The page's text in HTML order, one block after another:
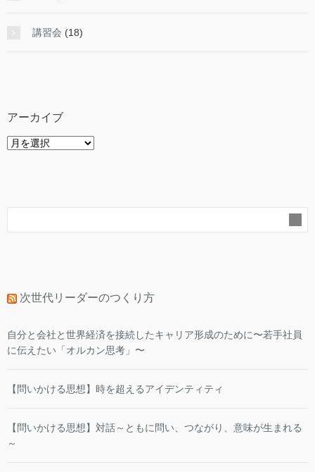
講習会 (18)
アーカイブ
ア
次世代リーダーのつくり方
自分と会社と世界経済を接続したキャリア形成のために〜若手社員
に伝えたい「オルカン思考」〜
【問いかける思想】時を超えるアイデンティティ
【問いかける思想】対話～ともに問い、つながり、意味が生まれる
～